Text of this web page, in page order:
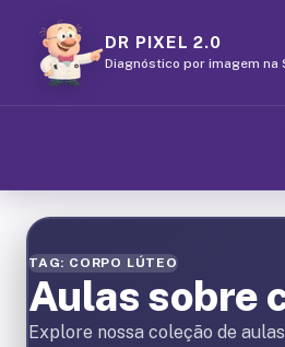
DR PIXEL 2.0
Diagnóstico por imagem na
TAG: CORPO LÚTEO
Aulas sobre
Explore nossa coleção de